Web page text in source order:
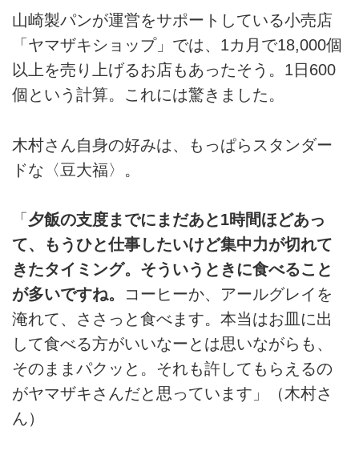
山崎製パンが運営をサポートしている小売店
「ヤマザキショップ」では、1カ月で18,000個
以上を売り上げるお店もあったそう。1日600
個という計算。これには驚きました。
木村さん自身の好みは、もっぱらスタンダー
ドな〈豆大福〉。
「 夕飯の支度までにまだあと1時間ほどあっ
て、もうひと仕事したいけど集中力が切れて
きたタイミング。そういうときに食べること
が多いですね。
コーヒーか、アールグレイを
淹れて、ささっと食べます。本当はお皿に出
して食べる方がいいなーとは思いながらも、
そのままパクッと。それも許してもらえるの
がヤマザキさんだと思っています」（木村さ
ん）